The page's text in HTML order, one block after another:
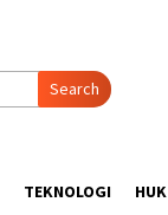
Search
TEKNOLOGI